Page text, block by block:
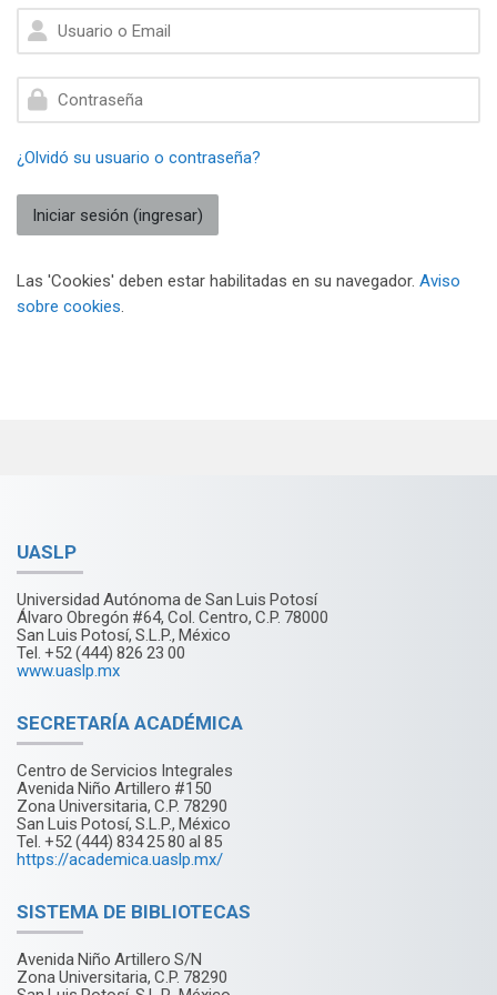
Usuario o Email
Contraseña
¿Olvidó su usuario o contraseña?
Iniciar sesión (ingresar)
Las 'Cookies' deben estar habilitadas en su navegador. Aviso
sobre cookies.
UASLP
Universidad Autónoma de San Luis Potosí
Álvaro Obregón #64, Col. Centro, C.P. 78000
San Luis Potosí, S.L.P., México
Tel. +52 (444) 826 23 00
www.uaslp.mx
SECRETARÍA ACADÉMICA
Centro de Servicios Integrales
Avenida Niño Artillero #150
Zona Universitaria, C.P. 78290
San Luis Potosí, S.L.P., México
Tel. +52 (444) 834 25 80 al 85
https://academica.uaslp.mx/
SISTEMA DE BIBLIOTECAS
Avenida Niño Artillero S/N
Zona Universitaria, C.P. 78290